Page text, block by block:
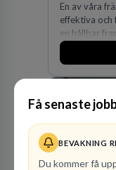
Få senaste
BEVAKNING
Du kommer få
En av våra
effektiva
en hållbar
fler